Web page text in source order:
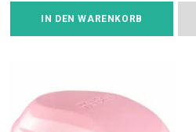
IN DEN WARENKORB